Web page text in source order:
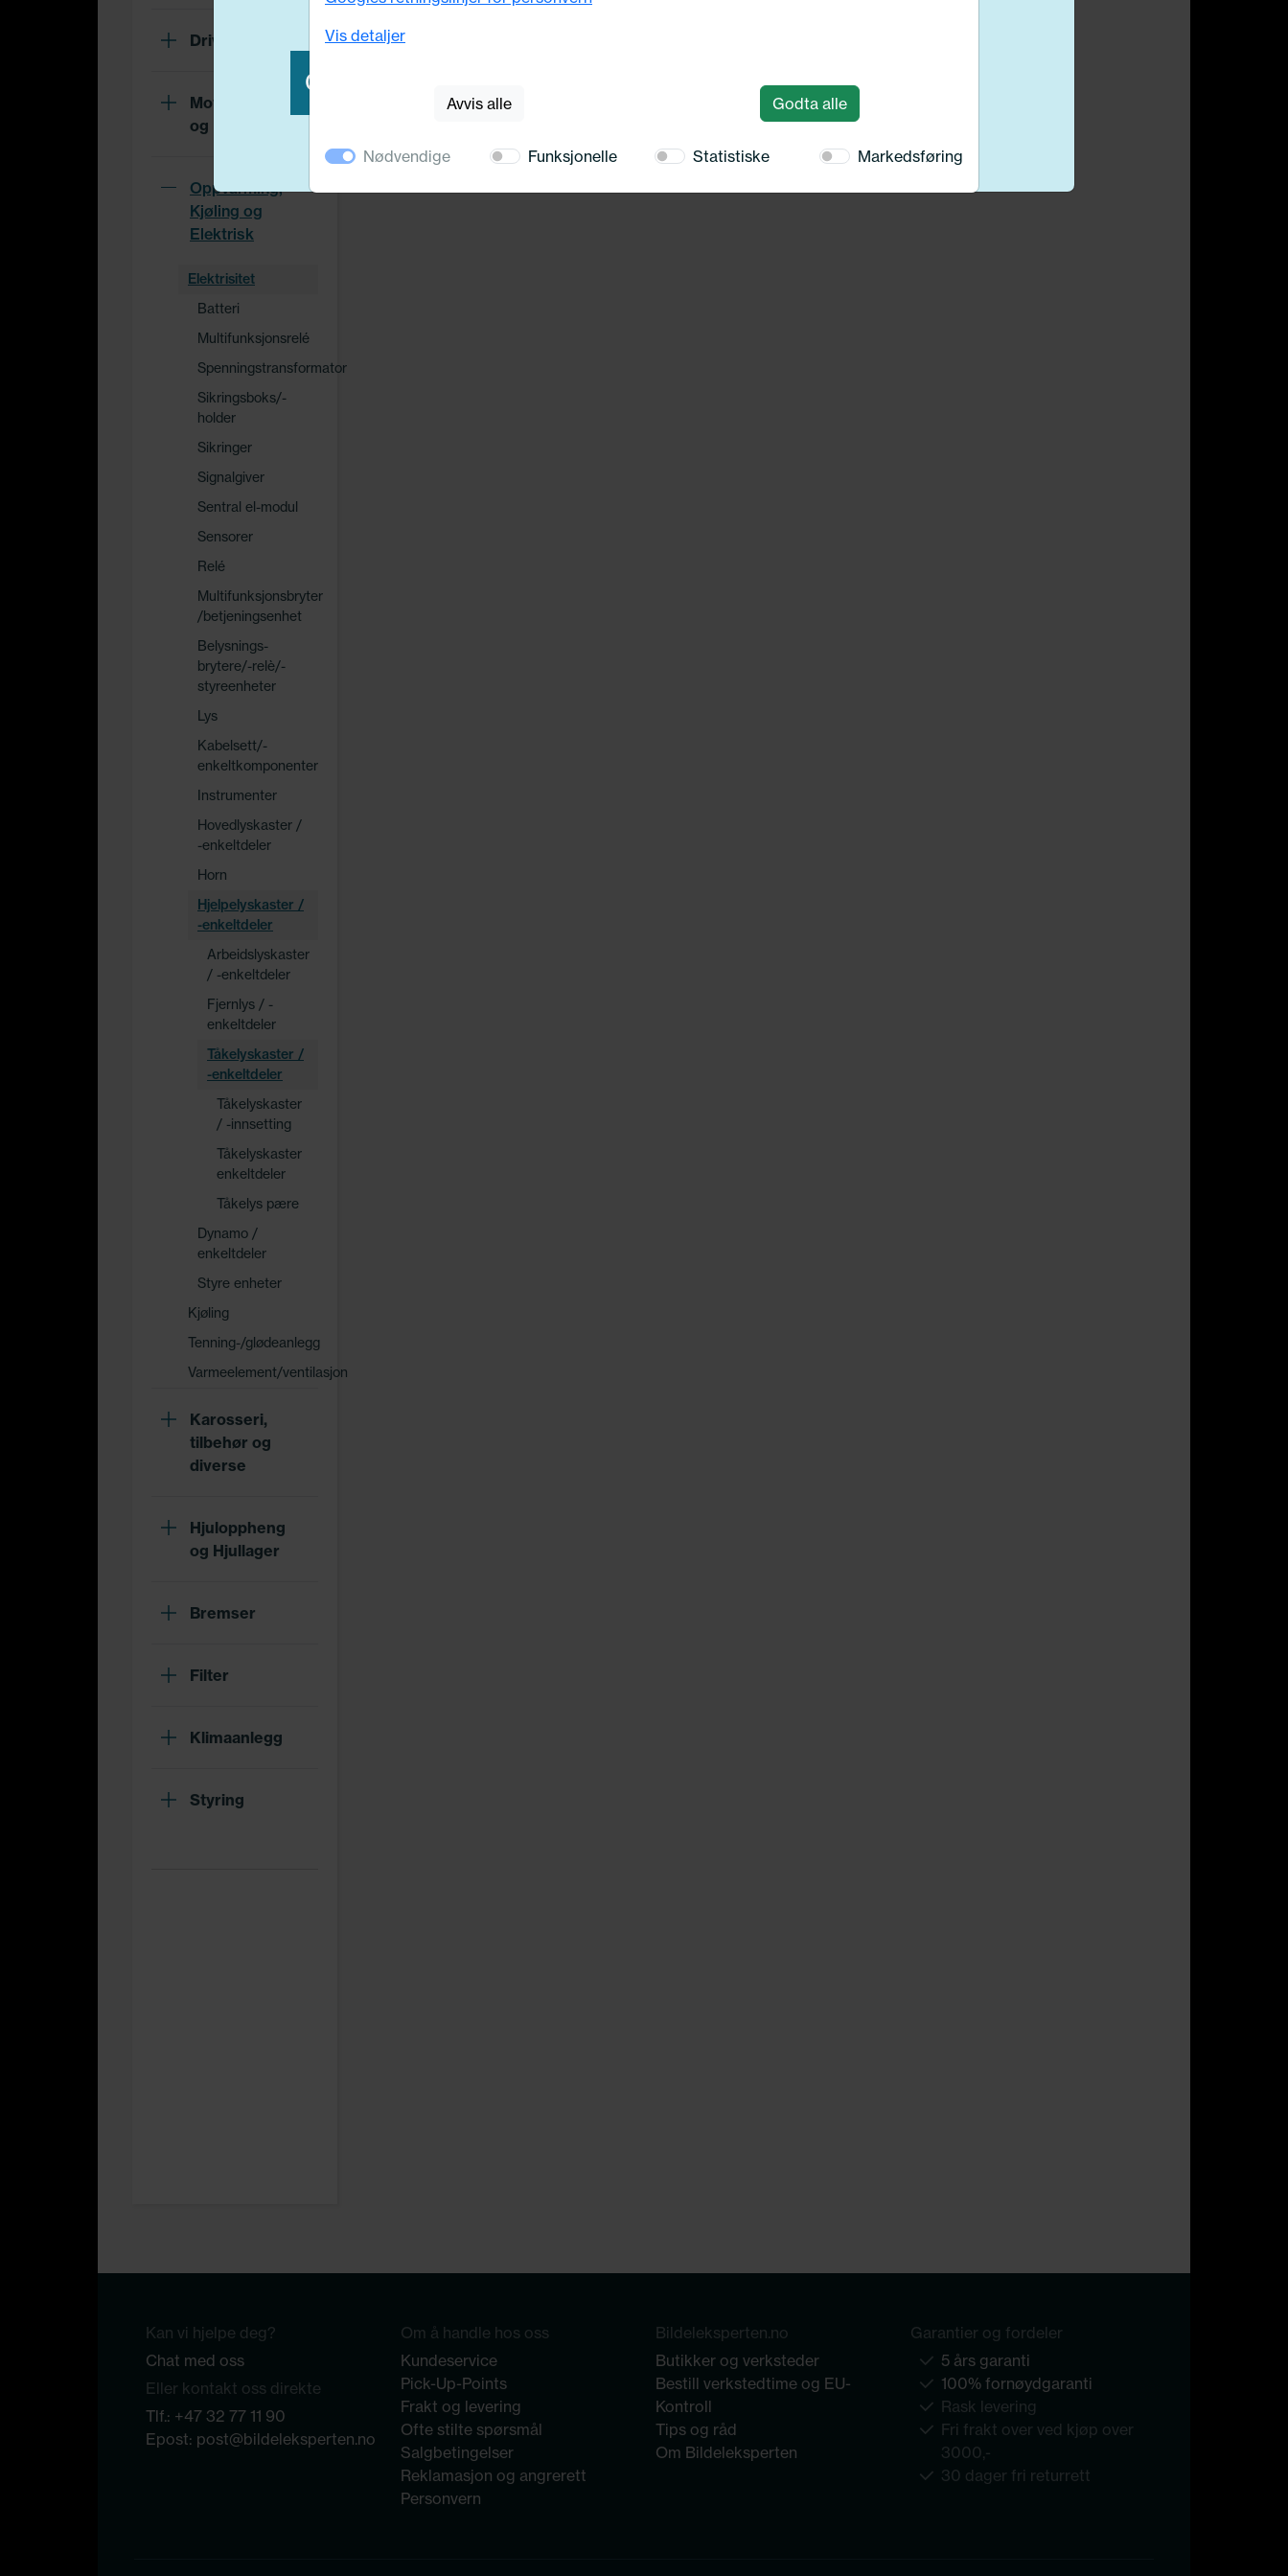
Drivverk
Motor, Drivstoff
og Eksos
Oppvarming,
Kjøling og
Elektrisk
Elektrisitet
Batteri
Multifunksjonsrelé
Spenningstransformator
Sikringsboks/-
holder
Sikringer
Signalgiver
Sentral el-modul
Sensorer
Relé
Multifunksjonsbryter
/betjeningsenhet
Belysnings-
brytere/-relè/-
styreenheter
Lys
Kabelsett/-
enkeltkomponenter
Instrumenter
Hovedlyskaster /
-enkeltdeler
Horn
Hjelpelyskaster /
-enkeltdeler
Arbeidslyskaster
/ -enkeltdeler
Fjernlys / -
enkeltdeler
Tåkelyskaster /
-enkeltdeler
Tåkelyskaster
/ -innsetting
Tåkelyskaster
enkeltdeler
Tåkelys pære
Dynamo /
enkeltdeler
Styre enheter
Kjøling
Tenning-/glødeanlegg
Varmeelement/ventilasjon
Karosseri,
tilbehør og
diverse
Hjuloppheng
og Hjullager
Bremser
Filter
Klimaanlegg
Styring
Kan vi hjelpe deg?
Chat med oss
Eller kontakt oss direkte
Tlf.: +47 32 77 11 90
Epost: post@bildeleksperten.no
Om å handle hos oss
Kundeservice
Pick-Up-Points
Frakt og levering
Ofte stilte spørsmål
Salgbetingelser
Reklamasjon og angrerett
Personvern
Bildeleksperten.no
Butikker og verksteder
Bestill verkstedtime og EU-
Kontroll
Tips og råd
Om Bildeleksperten
Garantier og fordeler
5 års garanti
100% fornøydgaranti
Rask levering
Fri frakt over ved kjøp over
3000,-
30 dager fri returrett
OK - takk for info!
Vis detaljer
Avvis alle Godta alle
Nødvendige Funksjonelle Statistiske Markedsføring